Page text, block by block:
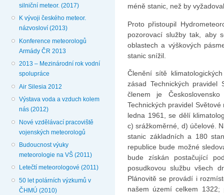
silniční meteor. (2017)
K vývoji českého meteor.
názvosloví (2013)
Konference meteorologů
Armády ČR 2013
2013 – Mezinárodní rok vodní
spolupráce
Air Silesia 2012
Výstava voda a vzduch kolem
nás (2012)
Nové vzdělávací pracoviště
vojenských meteorologů
Budoucnost výuky
meteorologie na VŠ (2011)
Letečtí meteorologové (2011)
50 let polárních výzkumů v
ČHMÚ (2010)
méně stanic, než by
Proto přistoupil
pozorovací služby tak, aby
oblastech a výškových
stanic snížil.
Členění sítě
zásad Technických pravidel
členem je
Technických pravidel
ledna 1961, se dělí
c) srážkoměrné, d) úče­lové.
stanic základ­ních a 180
republice bude možné
bude získán postačující
posudkovou službu všech
Plánovitě se provádí i
našem území celkem